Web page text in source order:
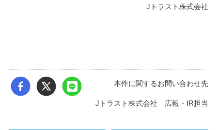
Jトラスト株式会社
本件に関するお問い合わせ先
Jトラスト株式会社 広報・IR担当